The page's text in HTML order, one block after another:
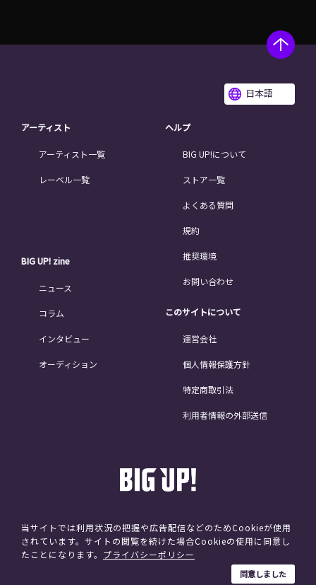
日本語
アーティスト
アーティスト一覧
レーベル一覧
BIG UP! zine
ニュース
コラム
インタビュー
オーディション
ヘルプ
BIG UP!について
ストア一覧
よくある質問
規約
推奨環境
お問い合わせ
このサイトについて
運営会社
個人情報保護方針
特定商取引法
利用者情報の外部送信
©avex
当サイトでは利用状況の把握や広告配信などのためCookieが使用
されています。サイトの閲覧を続けた場合Cookieの使用に同意し
たことになります。 プライバシーポリシー
同意しました